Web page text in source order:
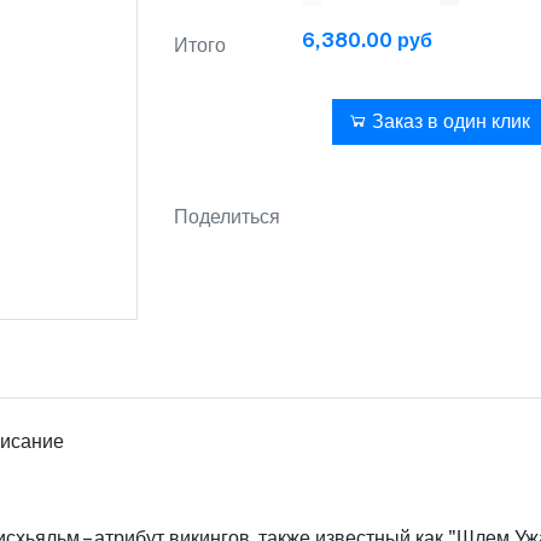
Итого 6,380.00 руб
Заказ в один клик
Поделиться